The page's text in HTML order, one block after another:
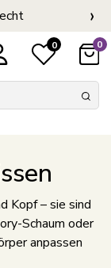
›
0 0
Kopf – sie sind
Schaum oder
anpassen